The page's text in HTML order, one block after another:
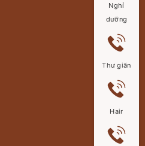
Nghỉ
dưỡng
Thư giãn
Hair